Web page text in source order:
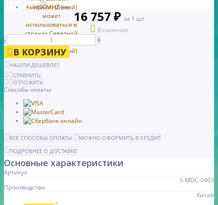
(0)
16 757 ₽ за 1 шт
В наличии
-
+
В КОРЗИНУ
НАШЛИ ДЕШЕВЛЕ?
СРАВНИТЬ
ОТЛОЖИТЬ
Способы оплаты
ВСЕ СПОСОБЫ ОПЛАТЫ
МОЖНО ОФОРМИТЬ В КРЕДИТ
ПОДРОБНЕЕ О ДОСТАВКЕ
Основные характеристики
Артикул
S-MDC-0403
Производство
Китай